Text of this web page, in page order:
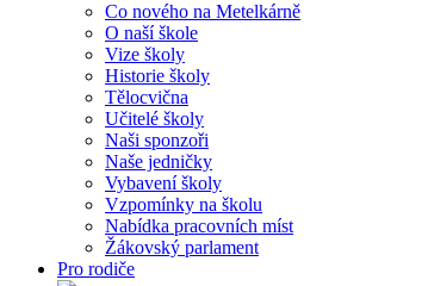
Co nového na Metelkárně
O naší škole
Vize školy
Historie školy
Tělocvična
Učitelé školy
Naši sponzoři
Naše jedničky
Vybavení školy
Vzpomínky na školu
Nabídka pracovních míst
Žákovský parlament
Pro rodiče